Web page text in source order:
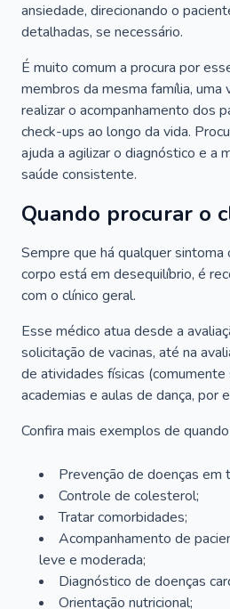
ansiedade, direcionando o
detalhadas, se necessário.
É muito comum a procura por
membros da mesma família, uma
realizar o acompanhamento dos
check-ups ao longo da vida.
ajuda a agilizar o diagnóstico e a
saúde consistente.
Quando procurar o
Sempre que há qualquer sintoma
corpo está em desequilíbrio, é
com o clínico geral.
Esse médico atua desde a
solicitação de vacinas, até na
de atividades físicas
academias e aulas de dança, por
Confira mais exemplos de
Prevenção de doenças em
Controle de colesterol;
Tratar comorbidades;
Acompanhamento de
leve e moderada;
Diagnóstico de doenças
Orientação nutricional;